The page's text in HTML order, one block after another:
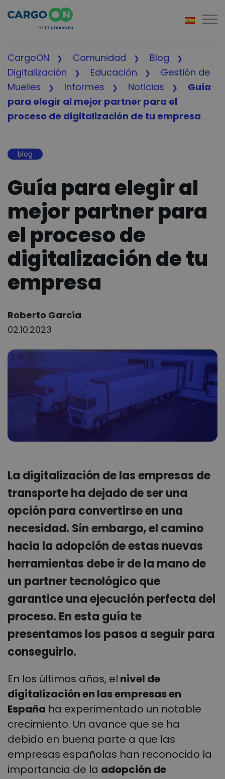
CargoON Comunidad
Blog
Digitalización
Educación
Gestión de
Muelles
Informes Noticias
Guía
para elegir al mejor partner para el
proceso de digitalización de tu empresa
blog
Guía para elegir al
mejor partner para
el proceso de
digitalización de tu
empresa
Author:
Roberto García
02.10.2023
La digitalización de las empresas de
transporte ha dejado de ser una
opción para convertirse en una
necesidad. Sin embargo, el camino
hacia la adopción de estas nuevas
herramientas debe ir de la mano de
un partner tecnológico que
garantice una ejecución perfecta del
proceso. En esta guía te
presentamos los pasos a seguir para
conseguirlo.
En los últimos años, el nivel de
digitalización en las empresas en
España ha experimentado un notable
crecimiento. Un avance que se ha
debido en buena parte a que las
empresas españolas han reconocido la
importancia de la adopción de